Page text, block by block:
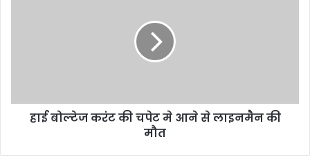
हाई बोल्टेज करंट की चपेट मे आने से लाइनमैन की
मौत